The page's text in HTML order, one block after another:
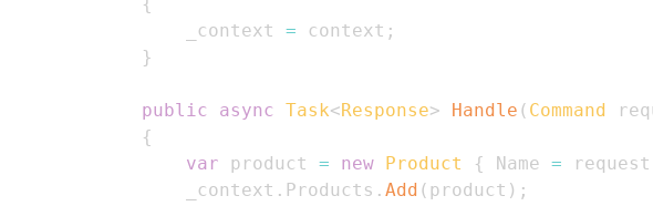
                _context
= context ;
}
public async Task<Response> Handle ( Command
{
var product = new Product { Name = request
                _context
. Products . Add ( product ) ;